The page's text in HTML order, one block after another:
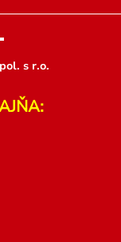
s r.o.